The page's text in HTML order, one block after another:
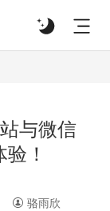
与微信
！
骆雨欣